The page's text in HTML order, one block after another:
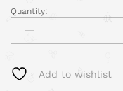
Quantity:
Add to wishlist